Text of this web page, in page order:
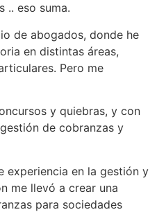
.. eso suma.
de abogados, donde he
en distintas áreas,
Pero me
y quiebras, y con
de cobranzas y
experiencia en la gestión y
me llevó a crear una
para sociedades